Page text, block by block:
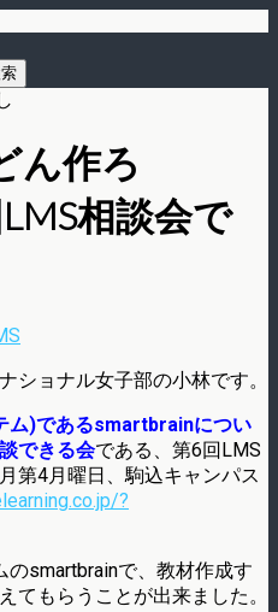
ん作ろ
相談会で
ショナル女子部の小林です。
ム)であるsmartbrainについ
できる会である、第6回LMS
第4月曜日、駒込キャンパス
?
smartbrainで、教材作成す
てもらうことが出来ました。